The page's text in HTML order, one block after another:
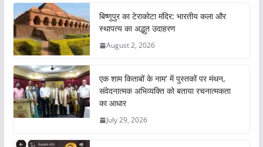
बिष्णुपुर का टेराकोटा मंदिर: भारतीय कला और
स्थापत्य का अद्भुत उदाहरण
August 2, 2026
एक शाम किताबों के नाम’ में पुस्तकों पर मंथन,
संवेदनात्मक अभिव्यक्ति को बताया रचनात्मकता
का आधार
July 29, 2026